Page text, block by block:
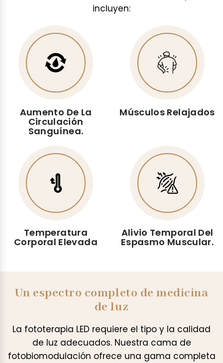
e
incluyen:
Aumento De La
Circulación
Sanguínea.
Músculos Relajados
Temperatura
Corporal Elevada
Alivio Temporal Del
Espasmo Muscular.
Un espectro completo de medicina
de luz
La fototerapia LED requiere el tipo y la calidad
de luz adecuados. Nuestra cama de
fotobiomodulación ofrece una gama completa